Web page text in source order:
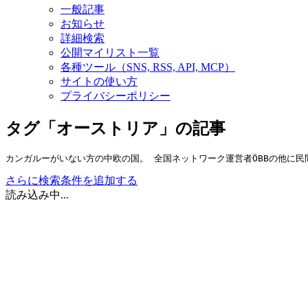
一般記事
お知らせ
詳細検索
公開マイリスト一覧
各種ツール（SNS, RSS, API, MCP）
サイトの使い方
プライバシーポリシー
タグ「オーストリア」の記事
カンガルーがいない方の中欧の国。 全国ネットワーク運営者ÖBBの他に
さらに検索条件を追加する
読み込み中...